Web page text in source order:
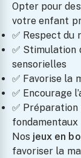
Opter pour des
votre enfant
✅ Respect du
✅ Stimulation
sensorielles
✅ Favorise la
✅ Encourage
✅
fondamentaux
Nos jeux en
favoriser la